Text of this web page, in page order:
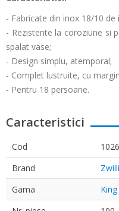
- Fabricate din inox 18/10 de
- Rezistente la coroziune si
spalat vase;
- Design simplu, atemporal;
- Complet lustruite, cu
- Pentru 18 persoane.
Caracteristici
Cod
Brand
Gama
King